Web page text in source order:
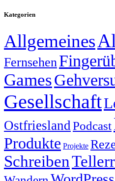
Kategorien
Allgemeines
Fernsehen
Games
Gesellschaft
Ostfriesland Podcast
Produkte Projekte
Schreiben